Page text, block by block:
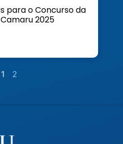
para o Concurso da
2025
1 2